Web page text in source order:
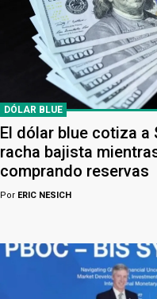
DÓLAR BLUE
El dólar blue cotiza a
racha bajista
comprando reservas
Por ERIC NESICH